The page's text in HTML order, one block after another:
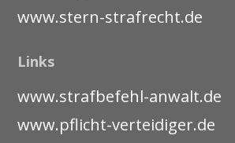
www.stern-strafrecht.de
Links
www.strafbefehl-anwalt.de
www.pflicht-verteidiger.de